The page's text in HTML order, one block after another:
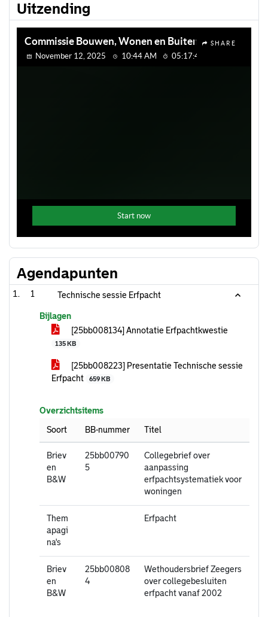
Uitzending
Agendapunten
1 Technische sessie Erfpacht
Bijlagen
[25bb008134] Annotatie Erfpachtkwestie
135 KB
[25bb008223] Presentatie Technische sessie
Erfpacht
659 KB
Overzichtsitems
Soort
BB-nummer Titel
Briev
en
B&W
25bb00790
5
Collegebrief over
aanpassing
erfpachtsystematiek voor
woningen
Them
apagi
na's
Erfpacht
Briev
en
B&W
25bb00808
4
Wethoudersbrief Zeegers
over collegebesluiten
erfpacht vanaf 2002